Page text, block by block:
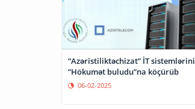
“Azəristiliktəchizat” İT sistemlərini
“Hökumət buludu”na köçürüb
06-02-2025